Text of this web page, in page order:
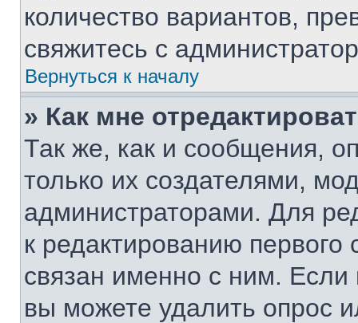
количество вариантов,
свяжитесь с
Вернуться к началу
» Как мне
Так же, как и сообщения,
только их создателями,
администраторами. Для
к редактированию
связан именно с ним. Если
вы можете удалить опрос